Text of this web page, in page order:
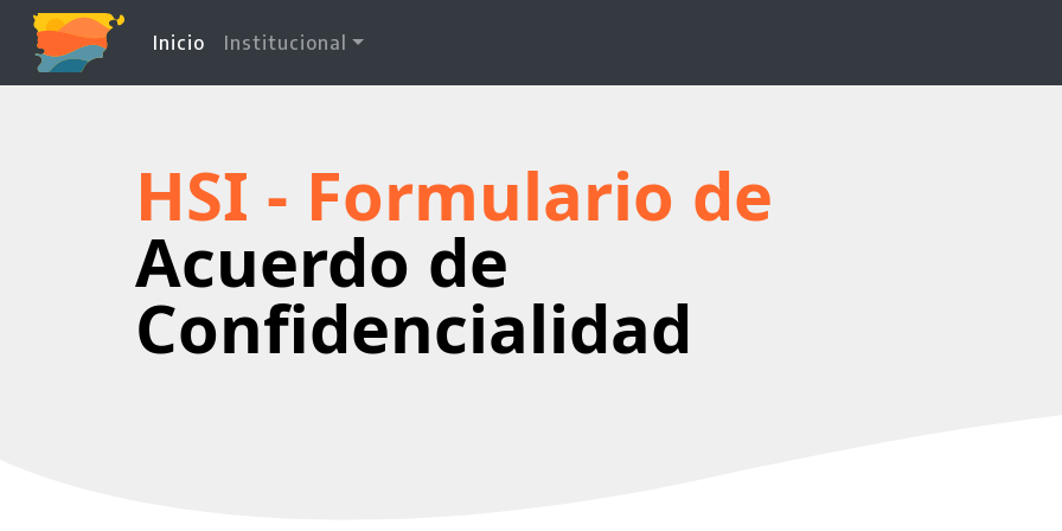
Inicio (current)
Institucional
HSI - Formulario de
Acuerdo de
Confidencialidad